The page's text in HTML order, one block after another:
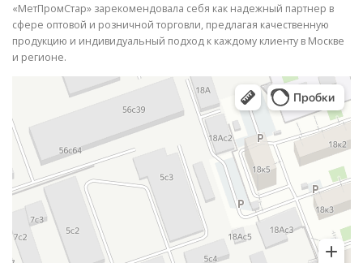
«МетПромСтар» зарекомендовала себя как надежный партнер в
сфере оптовой и розничной торговли, предлагая качественную
продукцию и индивидуальный подход к каждому клиенту в Москве
и регионе.